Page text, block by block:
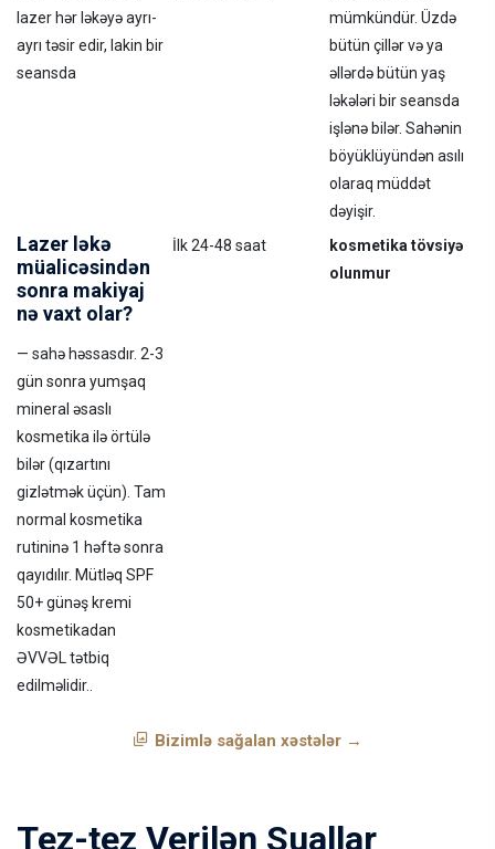
lazer hər ləkəyə ayrı-
ayrı təsir edir, lakin bir
seansda
mümkündür. Üzdə
bütün çillər və ya
əllərdə bütün yaş
ləkələri bir seansda
işlənə bilər. Sahənin
böyüklüyündən asılı
olaraq müddət
dəyişir.
Lazer ləkə
müalicəsindən
sonra makiyaj
nə vaxt olar?
İlk 24-48 saat
kosmetika tövsiyə
olunmur
— sahə həssasdır. 2-3
gün sonra yumşaq
mineral əsaslı
kosmetika ilə örtülə
bilər (qızartını
gizlətmək üçün). Tam
normal kosmetika
rutininə 1 həftə sonra
qayıdılır. Mütləq SPF
50+ günəş kremi
kosmetikadan
ƏVVƏL tətbiq
edilməlidir..
Bizimlə sağalan xəstələr →
Tez-tez Verilən Suallar